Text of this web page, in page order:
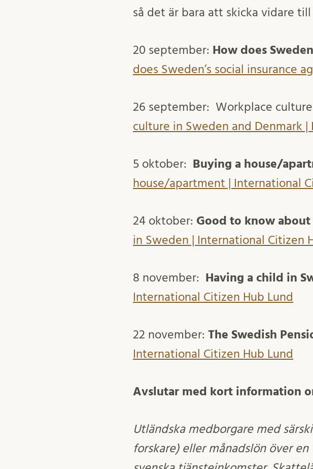
så det är bara att skicka vidare
20 september: How does
does Sweden’s social insurance
26 september: Workplace
culture in Sweden and Denmark
5 oktober: Buying a house/
house/apartment | International
24 oktober: Good to know about
in Sweden | International Citizen
8 november: Having a child in
International Citizen Hub Lund
22 november: The Swedish
International Citizen Hub Lund
Avslutar med kort information
Utländska medborgare med
forskare) eller månadslön över